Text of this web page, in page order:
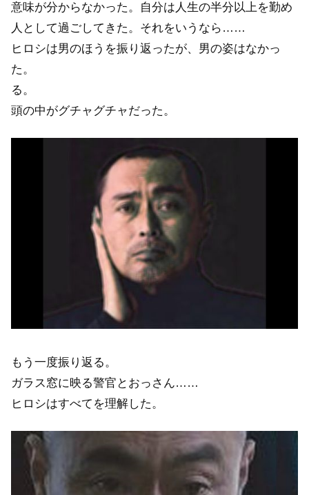
意味が分からなかった。自分は人生の半分以上を勤め
人として過ごしてきた。それをいうなら……
ヒロシは男のほうを振り返ったが、男の姿はなかっ
た。
る。
頭の中がグチャグチャだった。
もう一度振り返る。
ガラス窓に映る警官とおっさん……
ヒロシはすべてを理解した。